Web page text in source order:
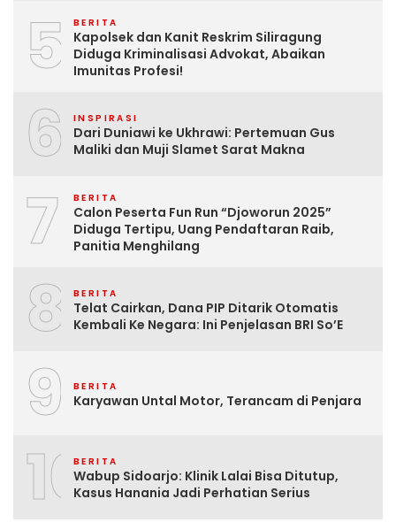
5 BERITA
Kapolsek dan Kanit Reskrim Siliragung
Diduga Kriminalisasi Advokat, Abaikan
Imunitas Profesi!
6 INSPIRASI
Dari Duniawi ke Ukhrawi: Pertemuan Gus
Maliki dan Muji Slamet Sarat Makna
7 BERITA
Calon Peserta Fun Run “Djoworun 2025”
Diduga Tertipu, Uang Pendaftaran Raib,
Panitia Menghilang
8 BERITA
Telat Cairkan, Dana PIP Ditarik Otomatis
Kembali Ke Negara: Ini Penjelasan BRI So’E
9 BERITA
Karyawan Untal Motor, Terancam di Penjara
10BERITA
Wabup Sidoarjo: Klinik Lalai Bisa Ditutup,
Kasus Hanania Jadi Perhatian Serius